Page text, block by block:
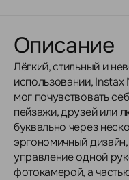
Описание
Лёгкий, стильный и
использовании, Instax
мог почувствовать
пейзажи, друзей или
буквально через
эргономичный
управление одной
фотокамерой, а